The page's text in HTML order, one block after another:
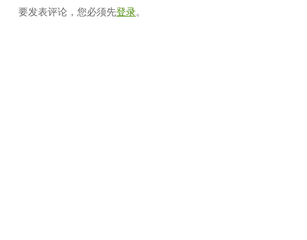
要发表评论，您必须先登录。